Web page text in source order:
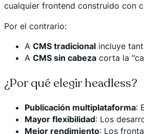
cualquier frontend construido con
Por el contrario:
A CMS tradicional incluye
A CMS sin cabeza corta la
¿Por qué elegir headless?
Publicación multiplataforma:
Mayor flexibilidad: Los
Mejor rendimiento: Los